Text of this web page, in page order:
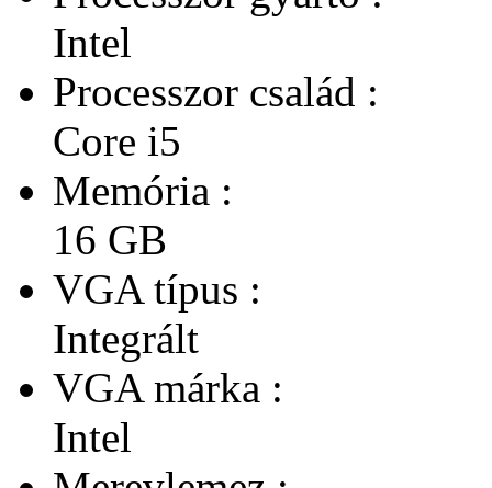
Intel
Processzor család :
Core i5
Memória :
16 GB
VGA típus :
Integrált
VGA márka :
Intel